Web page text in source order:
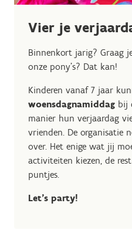
Vier je
Binnenkort jarig? Graag
onze pony's? Dat kan!
Kinderen vanaf 7 jaar
woensdagnamiddag bij
manier hun verjaardag
vrienden. De organisatie
over. Het enige wat jij
activiteiten kiezen, de
puntjes.
Let’s party!